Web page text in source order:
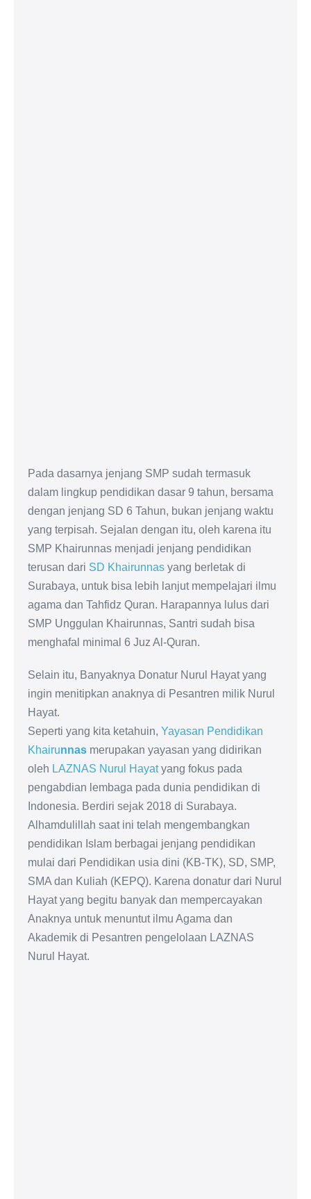
Pada dasarnya jenjang SMP sudah termasuk
dalam lingkup pendidikan dasar 9 tahun, bersama
dengan jenjang SD 6 Tahun, bukan jenjang waktu
yang terpisah. Sejalan dengan itu, oleh karena itu
SMP Khairunnas menjadi jenjang pendidikan
terusan dari SD Khairunnas yang berletak di
Surabaya, untuk bisa lebih lanjut mempelajari ilmu
agama dan Tahfidz Quran. Harapannya lulus dari
SMP Unggulan Khairunnas, Santri sudah bisa
menghafal minimal 6 Juz Al-Quran.
Selain itu, Banyaknya Donatur Nurul Hayat yang
ingin menitipkan anaknya di Pesantren milik Nurul
Hayat.
Seperti yang kita ketahuin, Yayasan Pendidikan
Khairunnas merupakan yayasan yang didirikan
oleh LAZNAS Nurul Hayatyang fokus pada
pengabdian lembaga pada dunia pendidikan di
Indonesia. Berdiri sejak 2018 di Surabaya.
Alhamdulillah saat ini telah mengembangkan
pendidikan Islam berbagai jenjang pendidikan
mulai dari Pendidikan usia dini (KB-TK), SD, SMP,
SMA dan Kuliah (KEPQ). Karena donatur dari Nurul
Hayat yang begitu banyak dan mempercayakan
Anaknya untuk menuntut ilmu Agama dan
Akademik di Pesantren pengelolaan LAZNAS
Nurul Hayat.